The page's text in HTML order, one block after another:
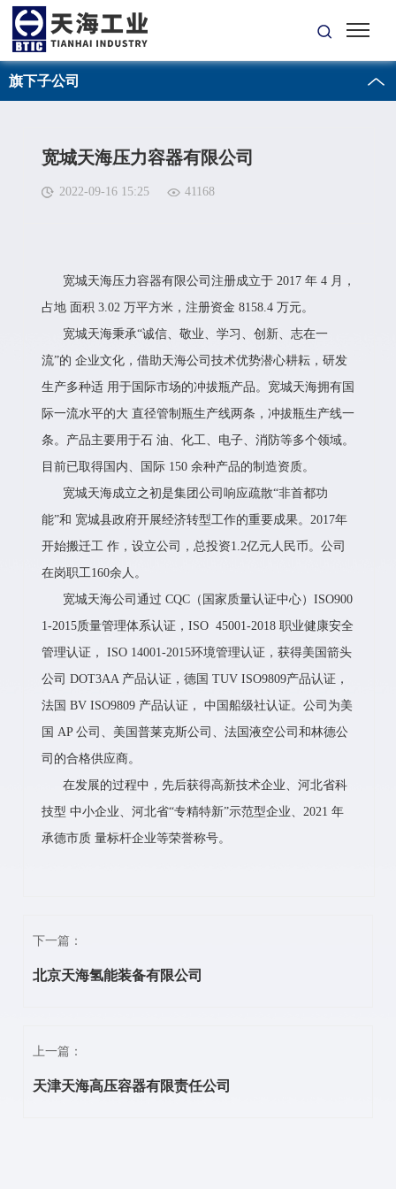
旗下子公司
宽城天海压力容器有限公司
2022-09-16 15:25 41168
宽城天海压力容器有限公司注册成立于 2017 年 4 月，
占地 面积 3.02 万平方米，注册资金 8158.4 万元。
宽城天海秉承“诚信、敬业、学习、创新、志在一
流”的 企业文化，借助天海公司技术优势潜心耕耘，研发
生产多种适 用于国际市场的冲拔瓶产品。宽城天海拥有国
际一流水平的大 直径管制瓶生产线两条，冲拔瓶生产线一
条。产品主要用于石 油、化工、电子、消防等多个领域。
目前已取得国内、国际 150 余种产品的制造资质。
宽城天海成立之初是集团公司响应疏散“非首都功
能”和 宽城县政府开展经济转型工作的重要成果。2017年
开始搬迁工 作，设立公司，总投资1.2亿元人民币。公司
在岗职工160余人。
宽城天海公司通过 CQC（国家质量认证中心）ISO900
1-2015质量管理体系认证，ISO 45001-2018 职业健康安全
管理认证， ISO 14001-2015环境管理认证，获得美国箭头
公司 DOT3AA 产品认证，德国 TUV ISO9809产品认证，
法国 BV ISO9809 产品认证， 中国船级社认证。公司为美
国 AP 公司、美国普莱克斯公司、法国液空公司和林德公
司的合格供应商。
在发展的过程中，先后获得高新技术企业、河北省科
技型 中小企业、河北省“专精特新”示范型企业、2021 年
承德市质 量标杆企业等荣誉称号。
下一篇：
北京天海氢能装备有限公司
上一篇：
天津天海高压容器有限责任公司